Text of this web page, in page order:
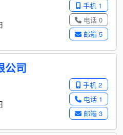
手机 1
电话 0
邮箱 5
公司
手机 2
电话 1
邮箱 3